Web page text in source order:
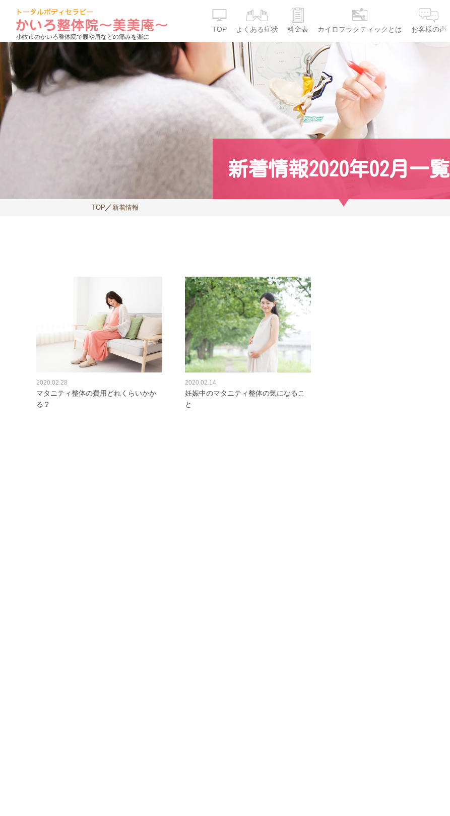
小牧市のかいろ整体院で腰や肩などの痛みを楽に
TOP よくある症状 料金表 カイロプラクティックとは お客様の声
新着情報2020年02月一覧
TOP 新着情報
2020.02.28
マタニティ整体の費用どれくらいかか
る？
2020.02.14
妊娠中のマタニティ整体の気になるこ
と